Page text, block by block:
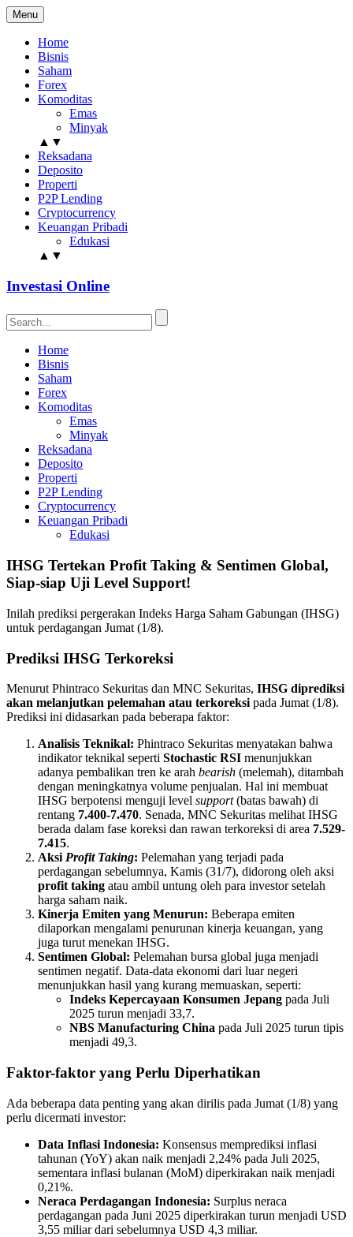
Menu
Home
Bisnis
Saham
Forex
Komoditas
Emas
Minyak
▲ ▼
Reksadana
Deposito
Properti
P2P Lending
Cryptocurrency
Keuangan Pribadi
Edukasi
▲ ▼
Investasi Online
Home
Bisnis
Saham
Forex
Komoditas
Emas
Minyak
Reksadana
Deposito
Properti
P2P Lending
Cryptocurrency
Keuangan Pribadi
Edukasi
IHSG Tertekan Profit Taking & Sentimen Global,
Siap-siap Uji Level Support!
Inilah prediksi pergerakan Indeks Harga Saham Gabungan (IHSG)
untuk perdagangan Jumat (1/8).
Prediksi IHSG Terkoreksi
Menurut Phintraco Sekuritas dan MNC Sekuritas, IHSG diprediksi
akan melanjutkan pelemahan atau terkoreksi pada Jumat (1/8).
Prediksi ini didasarkan pada beberapa faktor:
Analisis Teknikal: Phintraco Sekuritas menyatakan bahwa
indikator teknikal seperti Stochastic RSI menunjukkan
adanya pembalikan tren ke arah bearish (melemah), ditambah
dengan meningkatnya volume penjualan. Hal ini membuat
IHSG berpotensi menguji level support(batas bawah) di
rentang 7.400-7.470. Senada, MNC Sekuritas melihat IHSG
berada dalam fase koreksi dan rawan terkoreksi di area 7.529-
7.415.
Aksi Profit Taking: Pelemahan yang terjadi pada
perdagangan sebelumnya, Kamis (31/7), didorong oleh aksi
profit taking atau ambil untung oleh para investor setelah
harga saham naik.
Kinerja Emiten yang Menurun: Beberapa emiten
dilaporkan mengalami penurunan kinerja keuangan, yang
juga turut menekan IHSG.
Sentimen Global: Pelemahan bursa global juga menjadi
sentimen negatif. Data-data ekonomi dari luar negeri
menunjukkan hasil yang kurang memuaskan, seperti:
Indeks Kepercayaan Konsumen Jepang pada Juli
2025 turun menjadi 33,7.
NBS Manufacturing China pada Juli 2025 turun tipis
menjadi 49,3.
Faktor-faktor yang Perlu Diperhatikan
Ada beberapa data penting yang akan dirilis pada Jumat (1/8) yang
perlu dicermati investor:
Data Inflasi Indonesia: Konsensus memprediksi inflasi
tahunan (YoY) akan naik menjadi 2,24% pada Juli 2025,
sementara inflasi bulanan (MoM) diperkirakan naik menjadi
0,21%.
Neraca Perdagangan Indonesia: Surplus neraca
perdagangan pada Juni 2025 diperkirakan turun menjadi USD
3,55 miliar dari sebelumnya USD 4,3 miliar.